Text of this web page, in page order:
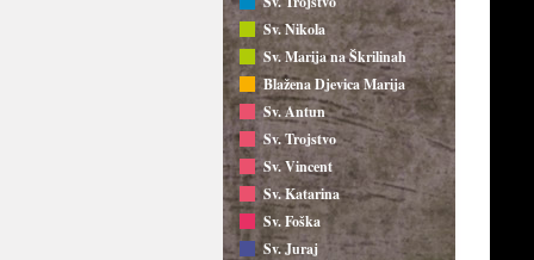
Sv. Nikola
Sv. Marija na Škrilinah
Blažena Djevica Marija
Sv. Antun
Sv. Trojstvo
Sv. Vincent
Sv. Katarina
Sv. Foška
Sv. Juraj